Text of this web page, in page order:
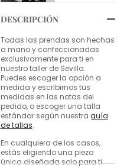
DESCRIPCIÓN
Todas las prendas son hechas
a mano y confeccionadas
exclusivamente para ti en
nuestro taller de Sevilla.
Puedes escoger la opción a
medida y escribirnos tus
medidas en las notas del
pedido, o escoger una talla
estándar según nuestra guía
de tallas.
En cualquiera de los casos,
estás eligiendo una pieza
única diseñada solo para ti.